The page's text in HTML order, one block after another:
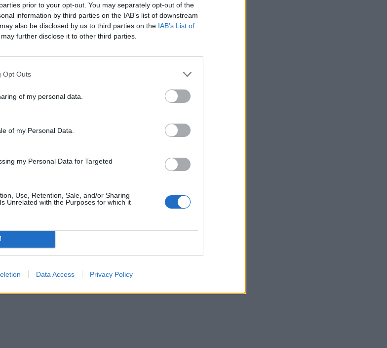
prior to your opt-out. You may separately opt-out of the
information by third parties on the IAB’s list of downstream
also be disclosed by us to third parties on the IAB’s List of
further disclose it to other third parties.
Opt Outs
of my personal data.
of my Personal Data.
my Personal Data for Targeted
Use, Retention, Sale, and/or Sharing
Unrelated with the Purposes for which it
Data Access Privacy Policy